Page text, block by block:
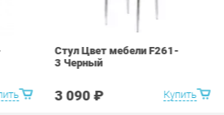
ГОРОДА
Екатеринбург